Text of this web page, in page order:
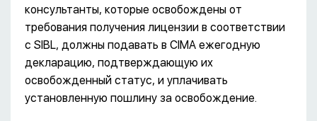
консультанты, которые освобождены от
требования получения лицензии в соответствии
с SIBL, должны подавать в CIMA ежегодную
декларацию, подтверждающую их
освобожденный статус, и уплачивать
установленную пошлину за освобождение.